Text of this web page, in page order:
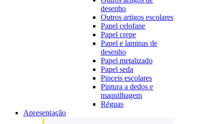
desenho
Outros artigos escolares
Papel celofane
Papel crepe
Papel e laminas de
desenho
Papel metalizado
Papel seda
Pinceis escolares
Pintura a dedos e
maquilhagem
Réguas
Apresentação